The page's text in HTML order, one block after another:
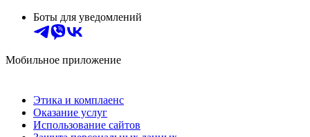
Боты для уведомлений
Мобильное приложение
Этика и комплаенс
Оказание услуг
Использование сайтов